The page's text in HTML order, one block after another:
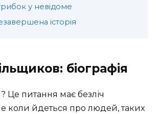
у невідоме
історія
біографія
Це питання має безліч
коли йдеться про людей, таких